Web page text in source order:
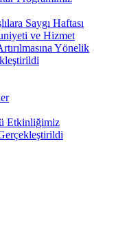
Saygı Haftası
ve Hizmet
Yönelik
Etkinliğimiz